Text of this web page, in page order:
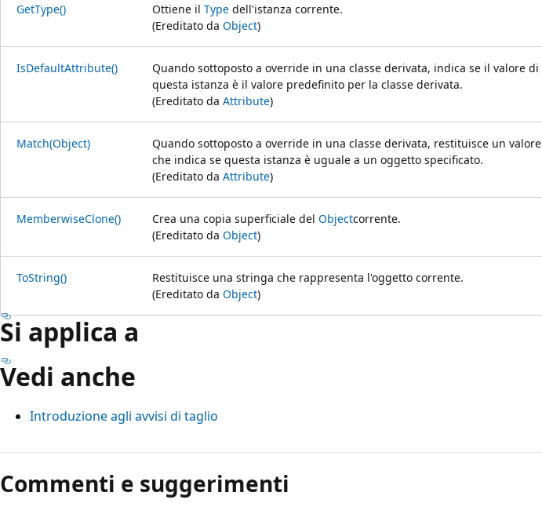
GetType() Ottiene il Type dell'istanza corrente.
(Ereditato da Object)
IsDefaultAttribute()
Quando sottoposto a override in una classe derivata, indica se il valore di
questa istanza è il valore predefinito per la classe derivata.
(Ereditato da Attribute)
Match(Object)
Quando sottoposto a override in una classe derivata, restituisce un valore
che indica se questa istanza è uguale a un oggetto specificato.
(Ereditato da Attribute)
MemberwiseClone() Crea una copia superficiale del Objectcorrente.
(Ereditato da Object)
ToString()
Restituisce una stringa che rappresenta l'oggetto corrente.
(Ereditato da Object)
Si applica a
Vedi anche
Introduzione agli avvisi di taglio
Modalità
di
lettura
Commenti e suggerimenti